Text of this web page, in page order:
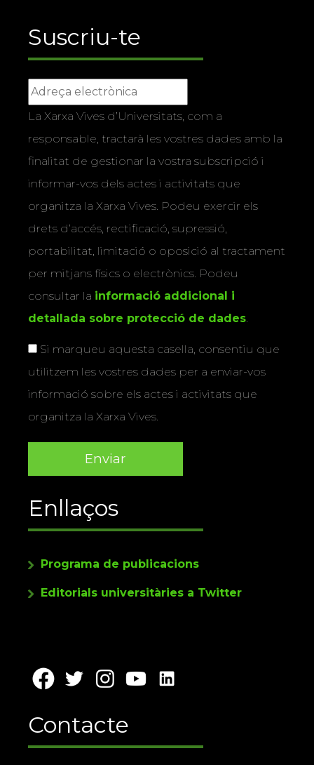
Suscriu-te
La Xarxa Vives d’Universitats, com a
responsable, tractarà les vostres dades amb la
finalitat de gestionar la vostra subscripció i
informar-vos dels actes i activitats que
organitza la Xarxa Vives. Podeu exercir els
drets d’accés, rectificació, supressió,
portabilitat, limitació o oposició al tractament
per mitjans físics o electrònics. Podeu
consultar la informació addicional i
detallada sobre protecció de dades.
Si marqueu aquesta casella, consentiu que
utilitzem les vostres dades per a enviar-vos
informació sobre els actes i activitats que
organitza la Xarxa Vives.
Enllaços
Programa de publicacions
Editorials universitàries a Twitter
Contacte